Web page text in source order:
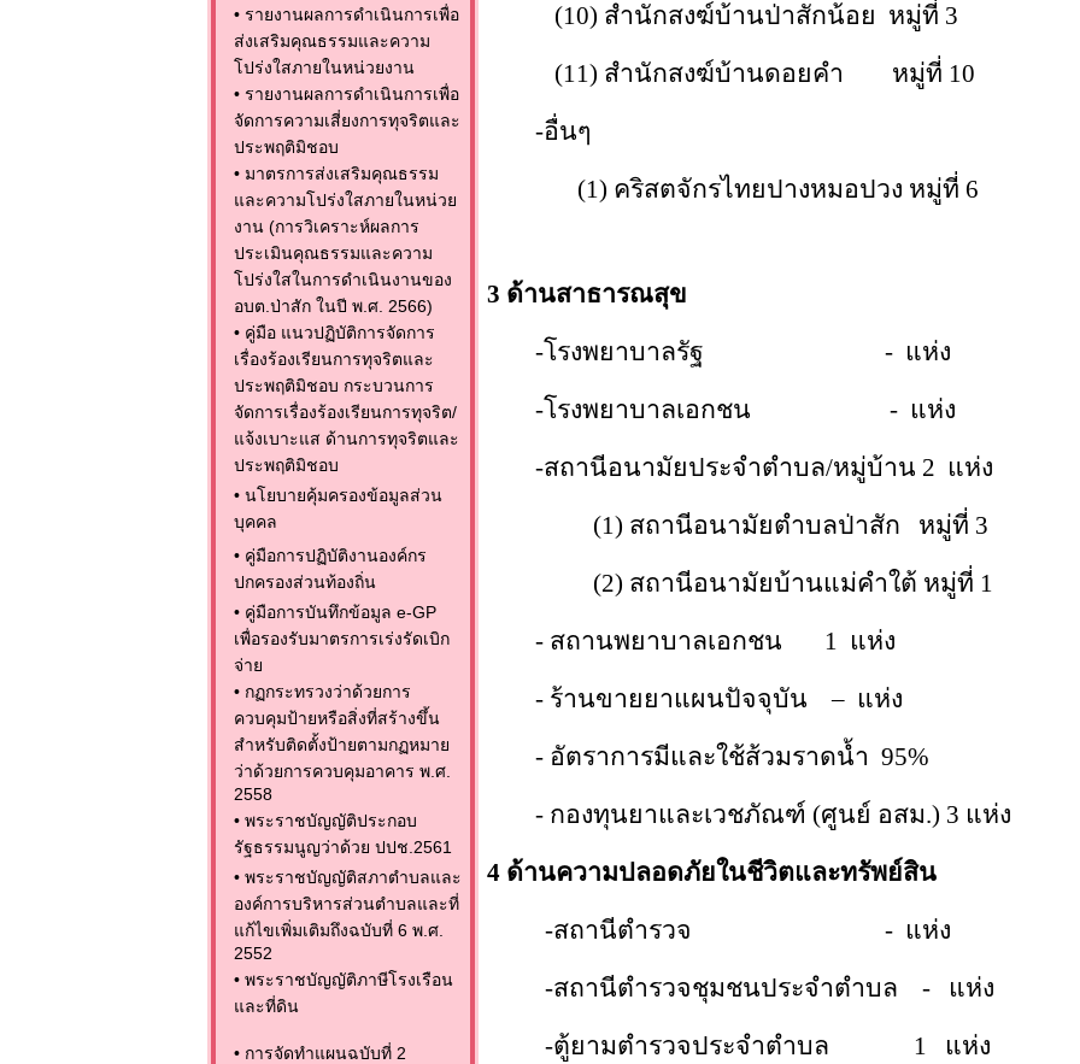
• รายงานผลการดำเนินการเพื่อ
ส่งเสริมคุณธรรมและความ
โปร่งใสภายในหน่วยงาน
• รายงานผลการดำเนินการเพื่อ
จัดการความเสี่ยงการทุจริตและ
ประพฤติมิชอบ
• มาตรการส่งเสริมคุณธรรม
และความโปร่งใสภายในหน่วย
งาน (การวิเคราะห์ผลการ
ประเมินคุณธรรมและความ
โปร่งใสในการดำเนินงานของ
อบต.ป่าสัก ในปี พ.ศ. 2566)
• คู่มือ แนวปฏิบัติการจัดการ
เรื่องร้องเรียนการทุจริตและ
ประพฤติมิชอบ กระบวนการ
จัดการเรื่องร้องเรียนการทุจริต/
แจ้งเบาะแส ด้านการทุจริตและ
ประพฤติมิชอบ
• นโยบายคุ้มครองข้อมูลส่วน
บุคคล
• คู่มือการปฏิบัติงานองค์กร
ปกครองส่วนท้องถิ่น
• คู่มือการบันทึกข้อมูล e-GP
เพื่อรองรับมาตรการเร่งรัดเบิก
จ่าย
• กฏกระทรวงว่าด้วยการ
ควบคุมป้ายหรือสิ่งที่สร้างขึ้น
สำหรับติดตั้งป้ายตามกฏหมาย
ว่าด้วยการควบคุมอาคาร พ.ศ.
2558
• พระราชบัญญัติประกอบ
รัฐธรรมนูญว่าด้วย ปปช.2561
• พระราชบัญญัติสภาตำบลและ
องค์การบริหารส่วนตำบลและที่
แก้ไขเพิ่มเติมถึงฉบับที่ 6 พ.ศ.
2552
• พระราชบัญญัติภาษีโรงเรือน
และที่ดิน
• การจัดทำแผนฉบับที่ 2
(10) สำนักสงฆ์บ้านป่าสักน้อย หมู่ที่ 3
(11) สำนักสงฆ์บ้านดอยคำ หมู่ที่ 10
-อื่นๆ
(1) คริสตจักรไทยปางหมอปวง หมู่ที่ 6
3 ด้านสาธารณสุข
-โรงพยาบาลรัฐ - แห่ง
-โรงพยาบาลเอกชน - แห่ง
-สถานีอนามัยประจำตำบล/หมู่บ้าน 2 แห่ง
(1) สถานีอนามัยตำบลป่าสัก หมู่ที่ 3
(2) สถานีอนามัยบ้านแม่คำใต้ หมู่ที่ 1
- สถานพยาบาลเอกชน 1 แห่ง
- ร้านขายยาแผนปัจจุบัน– แห่ง
- อัตราการมีและใช้ส้วมราดน้ำ 95%
- กองทุนยาและเวชภัณฑ์ (ศูนย์ อสม.) 3 แห่ง
4 ด้านความปลอดภัยในชีวิตและทรัพย์สิน
-สถานีตำรวจ - แห่ง
-สถานีตำรวจชุมชนประจำตำบล - แห่ง
-ตู้ยามตำรวจประจำตำบล 1 แห่ง